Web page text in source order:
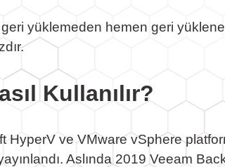
yüklemeden hemen geri
Kullanılır?
HyperV ve VMware vSphere
Aslında 2019 Veeam